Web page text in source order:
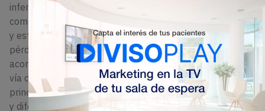
inferiores de E-cadherina e integrina β4, dos
componentes fundamentales para mantener la cohesión
y estabilidad del epitelio secretor del esmalte. Esta
pérdida de adhesión desencadena una cascada de
acontecimientos moleculares que termina alterando la
vía de señalización Hippo-YAP, considerada uno de los
principales reguladores del equilibrio entre proliferación
y diferenciación celular.